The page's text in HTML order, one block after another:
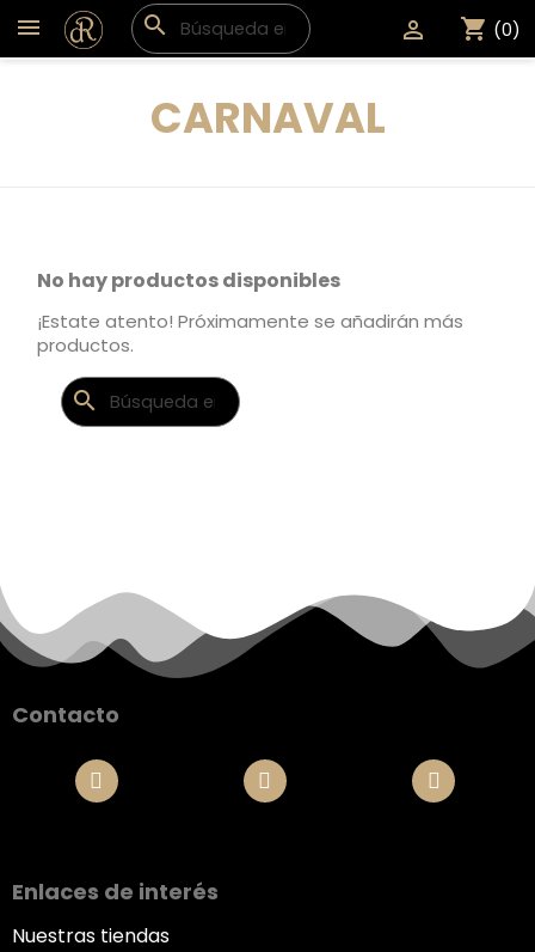
search shopping_cart (0)

CARNAVAL
No hay productos disponibles
¡Estate atento! Próximamente se añadirán más
productos.
search
Contacto
Enlaces de interés
Nuestras tiendas